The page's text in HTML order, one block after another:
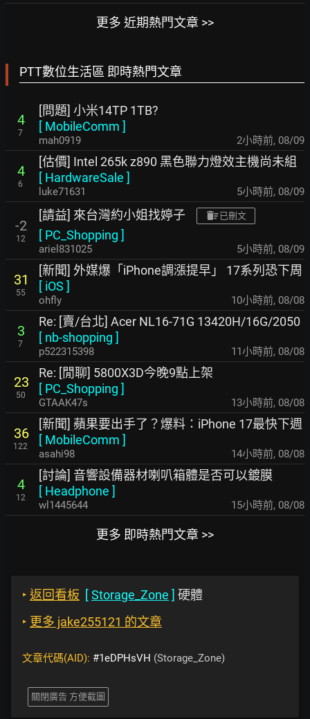
更多 近期熱門文章 >>
PTT數位生活區 即時熱門文章
4
7
[問題] 小米14TP 1TB?
[ MobileComm ]
mah0919 2小時前, 08/09
4
6
[估價] Intel 265k z890 黑色聯力燈效主機尚未組
[ HardwareSale ]
luke71631 5小時前, 08/09
-2
12
[請益] 來台灣約小姐找婷子 已刪文
[ PC_Shopping ]
ariel831025 5小時前, 08/09
31
55
[新聞] 外媒爆「iPhone調漲提早」 17系列恐下周
[ iOS ]
ohfly 10小時前, 08/08
3
7
Re: [賣/台北] Acer NL16-71G 13420H/16G/2050
[ nb-shopping ]
p522315398 11小時前, 08/08
23
50
Re: [閒聊] 5800X3D今晚9點上架
[ PC_Shopping ]
GTAAK47s 13小時前, 08/08
36
122
[新聞] 蘋果要出手了？爆料：iPhone 17最快下週
[ MobileComm ]
asahi98 14小時前, 08/08
4
12
[討論] 音響設備器材喇叭箱體是否可以鍍膜
[ Headphone ]
wl1445644 15小時前, 08/08
更多 即時熱門文章 >>
‣ 返回看板 [Storage_Zone ] 硬體
‣ 更多 jake255121 的文章
文章代碼(AID): #1eDPHsVH (Storage_Zone)
關閉廣告 方便截圖